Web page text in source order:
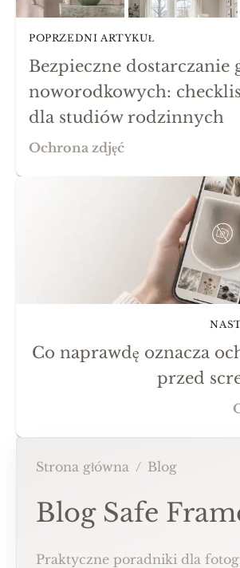
POPRZEDNI ARTYKUŁ
Bezpieczne dostarczanie
noworodkowych:
dla studiów rodzinnych
Ochrona zdjęć
Co naprawdę oznacza
przed
Strona główna / Blog
Blog Safe
Praktyczne poradniki dla